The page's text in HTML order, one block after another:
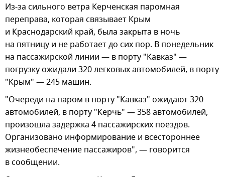
Из-за сильного ветра Керченская паромная
переправа, которая связывает Крым
и Краснодарский край, была закрыта в ночь
на пятницу и не работает до сих пор. В понедельник
на пассажирской линии — в порту "Кавказ" —
погрузку ожидали 320 легковых автомобилей, в порту
"Крым" — 245 машин.
"Очереди на паром в порту "Кавказ" ожидают 320
автомобилей, в порту "Керчь" — 358 автомобилей,
произошла задержка 4 пассажирских поездов.
Организовано информирование и всестороннее
жизнеобеспечение пассажиров", — говорится
в сообщении.